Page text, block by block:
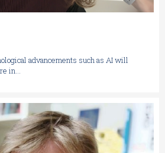
advancements such as AI will
in...